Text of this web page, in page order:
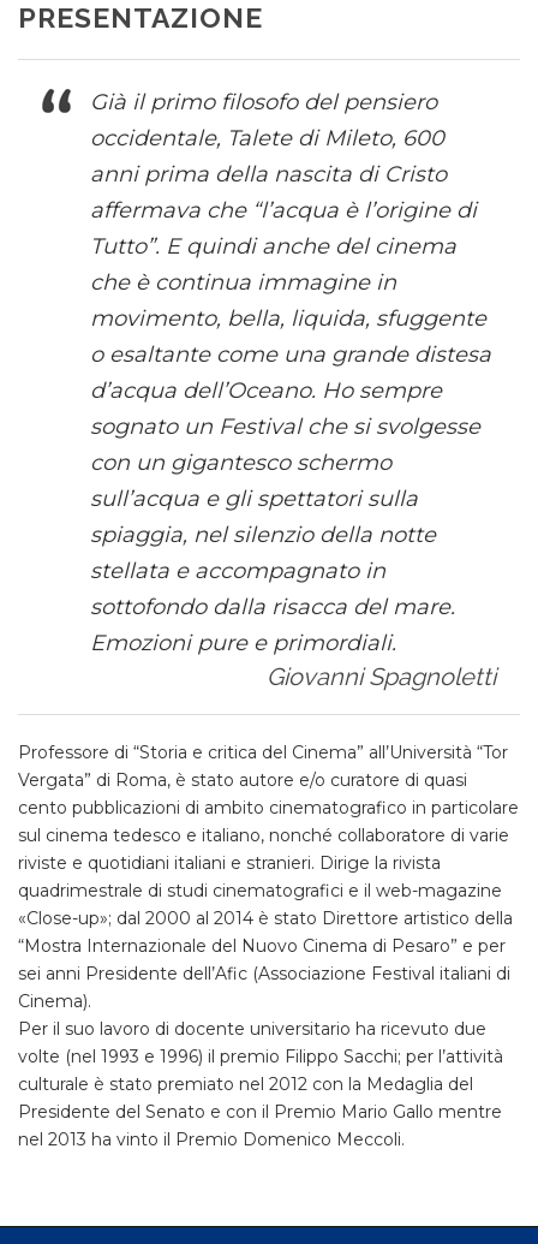
PRESENTAZIONE
Già il primo filosofo del pensiero
occidentale, Talete di Mileto, 600
anni prima della nascita di Cristo
affermava che “l’acqua è l’origine di
Tutto”. E quindi anche del cinema
che è continua immagine in
movimento, bella, liquida, sfuggente
o esaltante come una grande distesa
d’acqua dell’Oceano. Ho sempre
sognato un Festival che si svolgesse
con un gigantesco schermo
sull’acqua e gli spettatori sulla
spiaggia, nel silenzio della notte
stellata e accompagnato in
sottofondo dalla risacca del mare.
Emozioni pure e primordiali.
Giovanni Spagnoletti
Professore di “Storia e critica del Cinema” all’Università “Tor
Vergata” di Roma, è stato autore e/o curatore di quasi
cento pubblicazioni di ambito cinematografico in particolare
sul cinema tedesco e italiano, nonché collaboratore di varie
riviste e quotidiani italiani e stranieri. Dirige la rivista
quadrimestrale di studi cinematografici e il web-magazine
«Close-up»; dal 2000 al 2014 è stato Direttore artistico della
“Mostra Internazionale del Nuovo Cinema di Pesaro” e per
sei anni Presidente dell’Afic (Associazione Festival italiani di
Cinema).
Per il suo lavoro di docente universitario ha ricevuto due
volte (nel 1993 e 1996) il premio Filippo Sacchi; per l’attività
culturale è stato premiato nel 2012 con la Medaglia del
Presidente del Senato e con il Premio Mario Gallo mentre
nel 2013 ha vinto il Premio Domenico Meccoli.